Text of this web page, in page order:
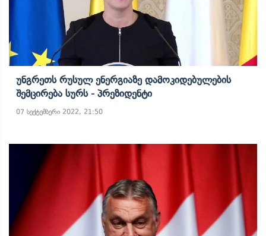
Უნგრეთს Რუსულ Ენერგიაზე Დამოკიდებულების
Შემცირება Სურს - Პრეზიდენტი
07 სექტემბერი 2022, 21:50